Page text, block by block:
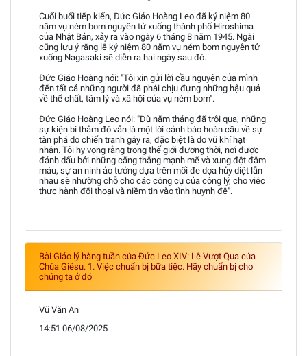
Cuối buổi tiếp kiến, Đức Giáo Hoàng Leo đã kỷ niệm 80
năm vụ ném bom nguyên tử xuống thành phố Hiroshima
của Nhật Bản, xảy ra vào ngày 6 tháng 8 năm 1945. Ngài
cũng lưu ý rằng lễ kỷ niệm 80 năm vụ ném bom nguyên tử
xuống Nagasaki sẽ diễn ra hai ngày sau đó.
Đức Giáo Hoàng nói: "Tôi xin gửi lời cầu nguyện của mình
đến tất cả những người đã phải chịu đựng những hậu quả
về thể chất, tâm lý và xã hội của vụ ném bom".
Đức Giáo Hoàng Leo nói: "Dù năm tháng đã trôi qua, những
sự kiện bi thảm đó vẫn là một lời cảnh báo hoàn cầu về sự
tàn phá do chiến tranh gây ra, đặc biệt là do vũ khí hạt
nhân. Tôi hy vọng rằng trong thế giới đương thời, nơi được
đánh dấu bởi những căng thẳng mạnh mẽ và xung đột đẫm
máu, sự an ninh ảo tưởng dựa trên mối đe dọa hủy diệt lẫn
nhau sẽ nhường chỗ cho các công cụ của công lý, cho việc
thực hành đối thoại và niềm tin vào tình huynh đệ".
Bài Giáo lý hàng tuần của Đức Leo XIV: Lễ Vượt Qua của
Chúa Giêsu. 1. Việc chuẩn bị bữa tiệc. Hãy chuẩn bị cho
chúng ta ở đó
Vũ Văn An
14:51 06/08/2025